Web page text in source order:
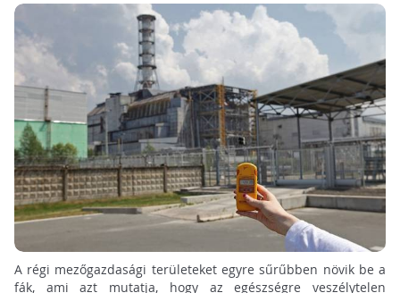
A régi mezőgazdasági területeket egyre sűrűbben növik be a
fák, ami azt mutatja, hogy az egészségre veszélytelen